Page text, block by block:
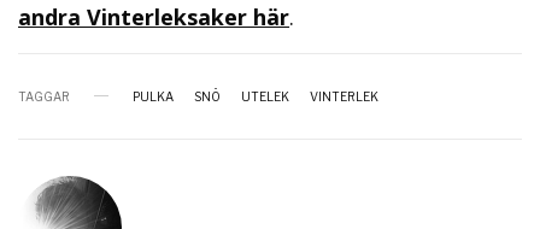
andra Vinterleksaker här.
TAGGAR PULKA SNÖ UTELEK VINTERLEK